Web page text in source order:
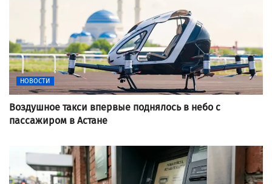
НОВОСТИ
Воздушное такси впервые поднялось в небо с
пассажиром в Астане